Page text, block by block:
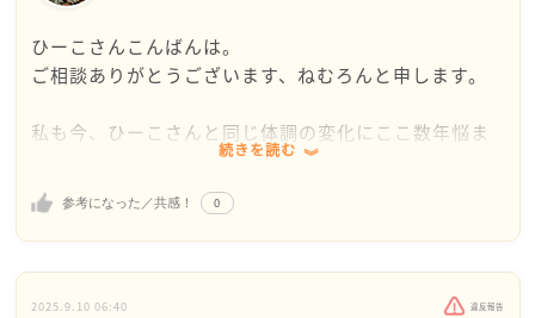
ひーこさんこんばんは。
ご相談ありがとうございます、ねむろんと申します。
私も今、ひーこさんと同じ体調の変化にここ数年悩ま
一番違うのは年代だと思いますけれど（私は50台で
す）。
睡眠時間が少ない日や夏（まさに今）などに胃の不調
に陥り、気圧の変化で頭痛が起こります。
先日大好きな場所へ旅をしてきたのですが、なんとそ
続きを読む
参考になった／共感！ 0
2025.9.10 06:40 違反報告